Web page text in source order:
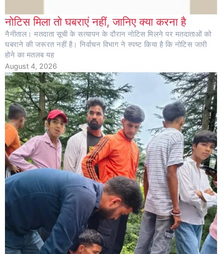
नोटिस मिला तो घबराएं नहीं, जानिए क्या करना है
नैनीताल। मतदाता सूची के सत्यापन के दौरान नोटिस मिलने पर मतदाताओं को
घबराने की जरूरत नहीं है। निर्वाचन विभाग ने स्पष्ट किया है कि नोटिस जारी
होने का मतलब यह
August 4, 2026